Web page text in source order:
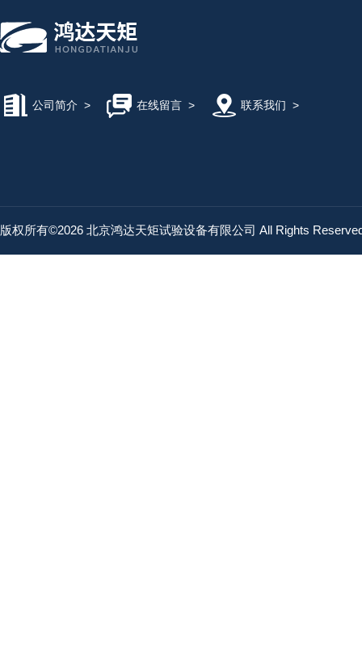
公司简介 > 在线留言> 联系我们 >
版权所有©2026 北京鸿达天矩试验设备有限公司 All Rights